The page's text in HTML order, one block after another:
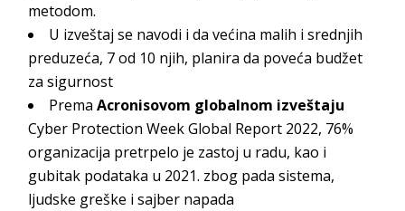
metodom.
U izveštaj se navodi i da većina malih i srednjih
preduzeća, 7 od 10 njih, planira da poveća budžet
za sigurnost
PremaAcronisovom globalnom izveštaju
Cyber Protection Week Global Report 2022, 76%
organizacija pretrpelo je zastoj u radu, kao i
gubitak podataka u 2021. zbog pada sistema,
ljudske greške i sajber napada